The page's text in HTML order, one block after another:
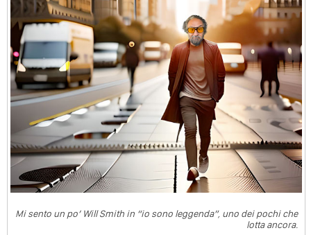
Mi sento un po’ Will Smith in “io sono leggenda”, uno dei pochi che
lotta ancora.